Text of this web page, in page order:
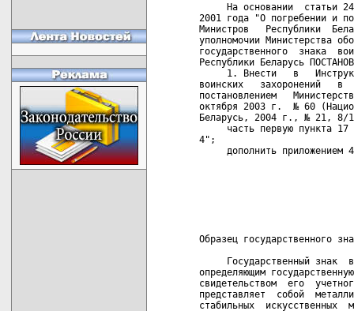
На основании  статьи
2001 года "О погребении и
Министров   Республики
уполномочии Министерства
государственного  знака
Республики Беларусь
1. Внести   в
воинских   захоронений   в
постановлением
октября 2003 г.  № 60
Беларусь, 2004 г., № 21, 8/
часть первую пункта 17
4";
дополнить приложением
Образец государственного
Государственный знак
определяющим
свидетельством  его
представляет  собой
стабильных  искусственных